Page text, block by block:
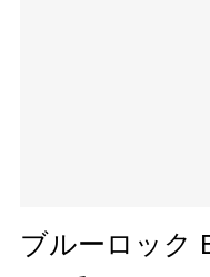
ブルーロック